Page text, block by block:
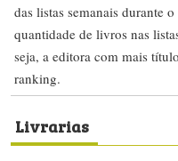
das listas semanais durante
quantidade de livros nas
seja, a editora com mais
ranking.
Livrarias